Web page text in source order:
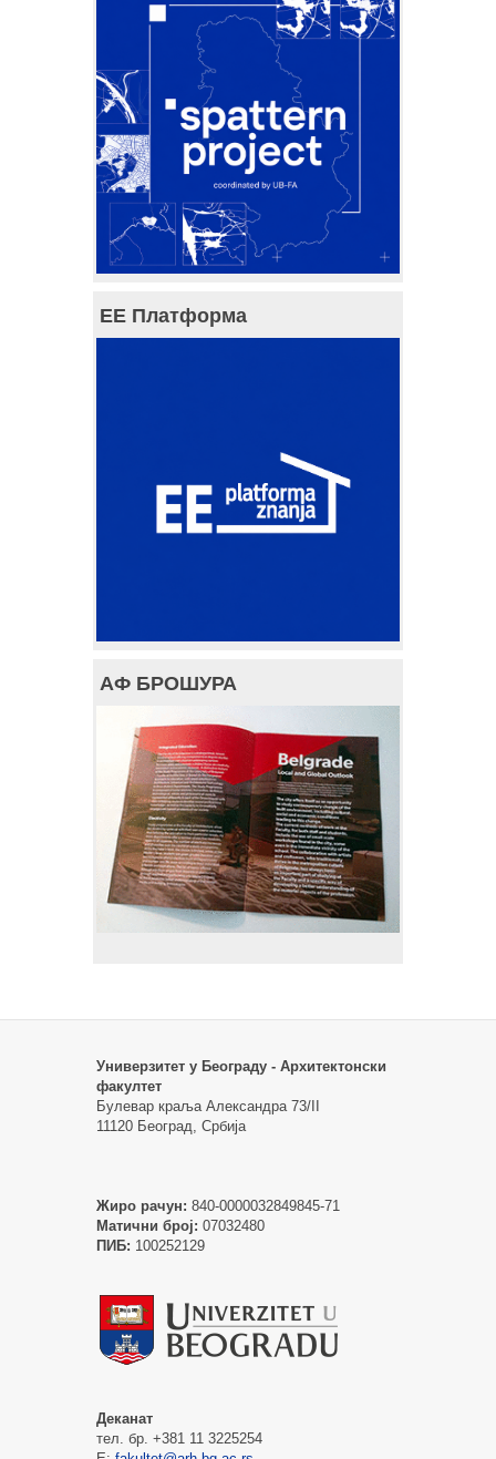
ЕЕ Платформа
АФ БРОШУРА
Универзитет у Београду - Архитектонски
факултет
Булевар краља Александра 73/II
11120 Београд, Србија
Жиро рачун: 840-0000032849845-71
Матични број: 07032480
ПИБ: 100252129
Деканат
тел. бр. +381 11 3225254